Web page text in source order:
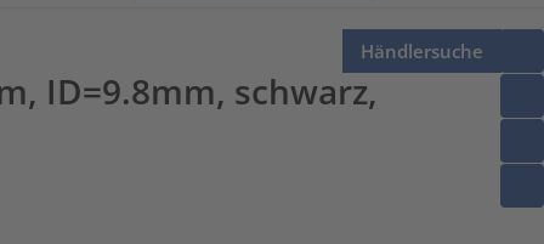
Händlersuche
ID=9.8mm, schwarz,